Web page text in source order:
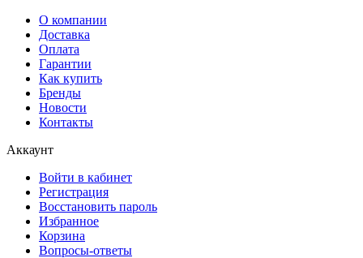
О компании
Доставка
Оплата
Гарантии
Как купить
Бренды
Новости
Контакты
Аккаунт
Войти в кабинет
Регистрация
Восстановить пароль
Избранное
Корзина
Вопросы-ответы